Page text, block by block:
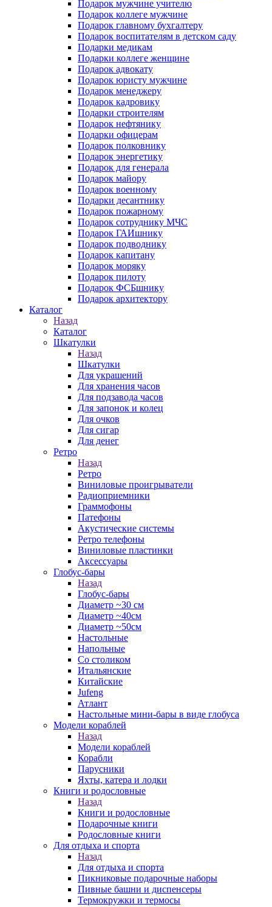
Подарок мужчине учителю
Подарок коллеге мужчине
Подарок главному бухгалтеру
Подарок воспитателям в детском саду
Подарки медикам
Подарки коллеге женщине
Подарок адвокату
Подарок юристу мужчине
Подарок менеджеру
Подарок кадровику
Подарки строителям
Подарок нефтянику
Подарки офицерам
Подарок полковнику
Подарок энергетику
Подарок для генерала
Подарок майору
Подарок военному
Подарки десантнику
Подарок пожарному
Подарок сотруднику МЧС
Подарок ГАИшнику
Подарок подводнику
Подарок капитану
Подарок моряку
Подарок пилоту
Подарок ФСБшнику
Подарок архитектору
Каталог
Назад
Каталог
Шкатулки
Назад
Шкатулки
Для украшений
Для хранения часов
Для подзавода часов
Для запонок и колец
Для очков
Для сигар
Для денег
Ретро
Назад
Ретро
Виниловые проигрыватели
Радиоприемники
Граммофоны
Патефоны
Акустические системы
Ретро телефоны
Виниловые пластинки
Аксессуары
Глобус-бары
Назад
Глобус-бары
Диаметр ~30 см
Диаметр ~40см
Диаметр ~50см
Настольные
Напольные
Со столиком
Итальянские
Китайские
Jufeng
Атлант
Настольные мини-бары в виде глобуса
Модели кораблей
Назад
Модели кораблей
Корабли
Парусники
Яхты, катера и лодки
Книги и родословные
Назад
Книги и родословные
Подарочные книги
Родословные книги
Для отдыха и спорта
Назад
Для отдыха и спорта
Пикниковые подарочные наборы
Пивные башни и диспенсеры
Термокружки и термосы